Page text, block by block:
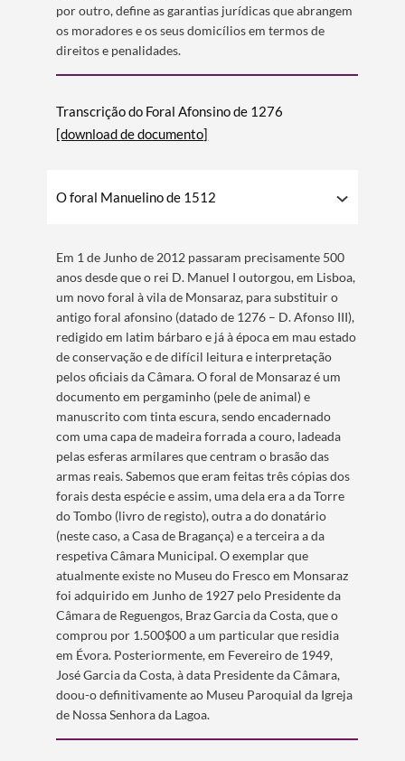
Termo de Pesquisa
Categorias gerais
Filtros
por outro, define as garantias jurídicas que abrangem
os moradores e os seus domicílios em termos de
direitos e penalidades.
Transcrição do Foral Afonsino de 1276
[download de documento]
O foral Manuelino de 1512
Em 1 de Junho de 2012 passaram precisamente 500
anos desde que o rei D. Manuel I outorgou, em Lisboa,
um novo foral à vila de Monsaraz, para substituir o
antigo foral afonsino (datado de 1276 – D. Afonso III),
redigido em latim bárbaro e já à época em mau estado
de conservação e de difícil leitura e interpretação
pelos oficiais da Câmara. O foral de Monsaraz é um
documento em pergaminho (pele de animal) e
manuscrito com tinta escura, sendo encadernado
com uma capa de madeira forrada a couro, ladeada
pelas esferas armilares que centram o brasão das
armas reais. Sabemos que eram feitas três cópias dos
forais desta espécie e assim, uma dela era a da Torre
do Tombo (livro de registo), outra a do donatário
(neste caso, a Casa de Bragança) e a terceira a da
respetiva Câmara Municipal. O exemplar que
atualmente existe no Museu do Fresco em Monsaraz
foi adquirido em Junho de 1927 pelo Presidente da
Câmara de Reguengos, Braz Garcia da Costa, que o
comprou por 1.500$00 a um particular que residia
em Évora. Posteriormente, em Fevereiro de 1949,
José Garcia da Costa, à data Presidente da Câmara,
doou-o definitivamente ao Museu Paroquial da Igreja
de Nossa Senhora da Lagoa.